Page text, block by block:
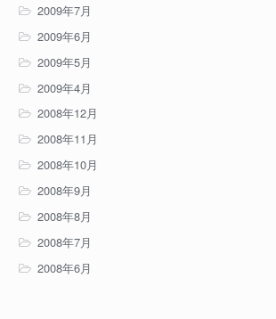
2009年7月
2009年6月
2009年5月
2009年4月
2008年12月
2008年11月
2008年10月
2008年9月
2008年8月
2008年7月
2008年6月